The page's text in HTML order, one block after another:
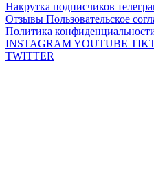
Накрутка подписчиков
Отзывы Пользовательское
Политика
INSTAGRAMYOUTUBE
TWITTER